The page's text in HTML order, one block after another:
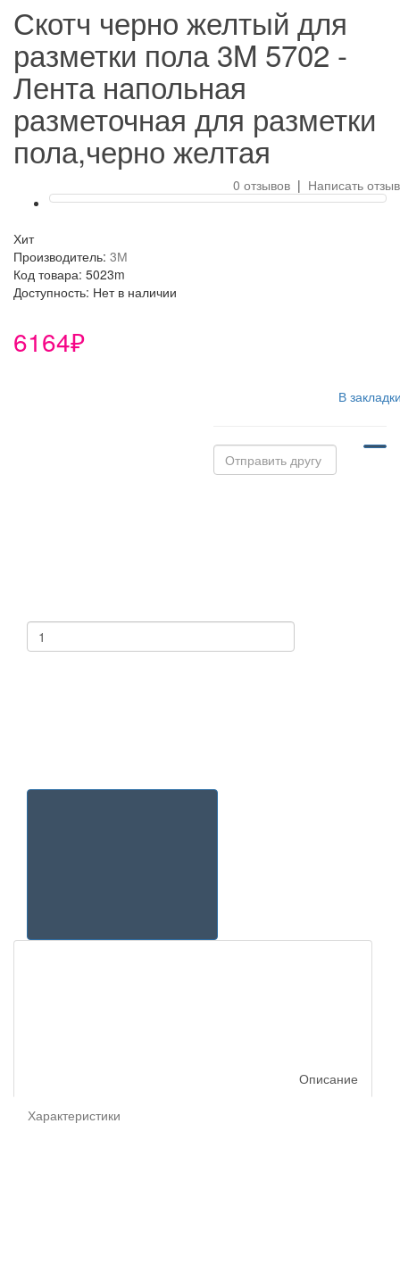
Скотч черно желтый для
разметки пола 3M 5702 -
Лента напольная
разметочная для разметки
пола,черно желтая
0 отзывов | Написать отзыв
Хит
Производитель: 3М
Код товара: 5023m
Доступность: Нет в наличии
6164₽
В
Описание
Характеристики